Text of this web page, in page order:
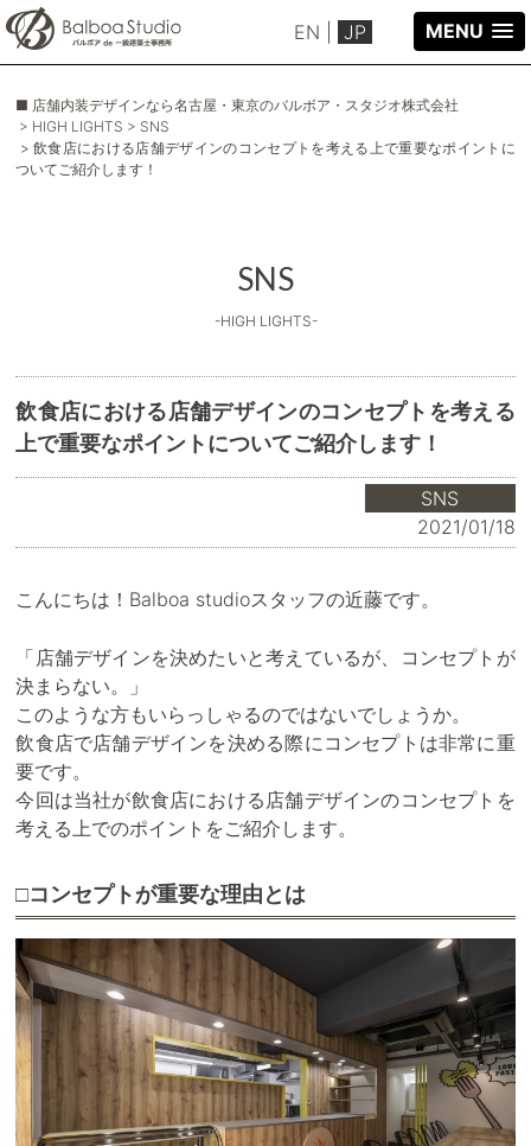
EN JP MENU
■ 店舗内装デザインなら名古屋・東京のバルボア・スタジオ株式会社
> HIGH LIGHTS > SNS
> 飲食店における店舗デザインのコンセプトを考える上で重要なポイントに
ついてご紹介します！
SNS
-HIGH LIGHTS-
飲食店における店舗デザインのコンセプトを考える
上で重要なポイントについてご紹介します！
SNS
2021/01/18
こんにちは！Balboa studioスタッフの近藤です。
「店舗デザインを決めたいと考えているが、コンセプトが
決まらない。」
このような方もいらっしゃるのではないでしょうか。
飲食店で店舗デザインを決める際にコンセプトは非常に重
要です。
今回は当社が飲食店における店舗デザインのコンセプトを
考える上でのポイントをご紹介します。
□コンセプトが重要な理由とは